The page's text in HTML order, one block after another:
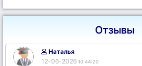
Отзывы
Наталья
12-06-2026 10:44:20